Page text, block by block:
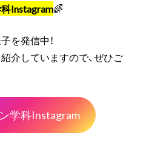
Instagram🌈
を発信中！
介していますので、ぜひご
学科Instagram